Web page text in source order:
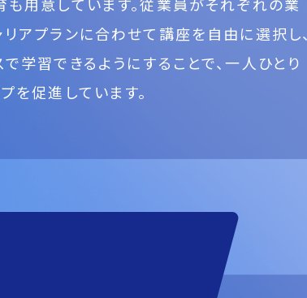
アプランに合わせて講座を自由に選択し、
学習できるようにすることで、一人ひとり
を促進しています。